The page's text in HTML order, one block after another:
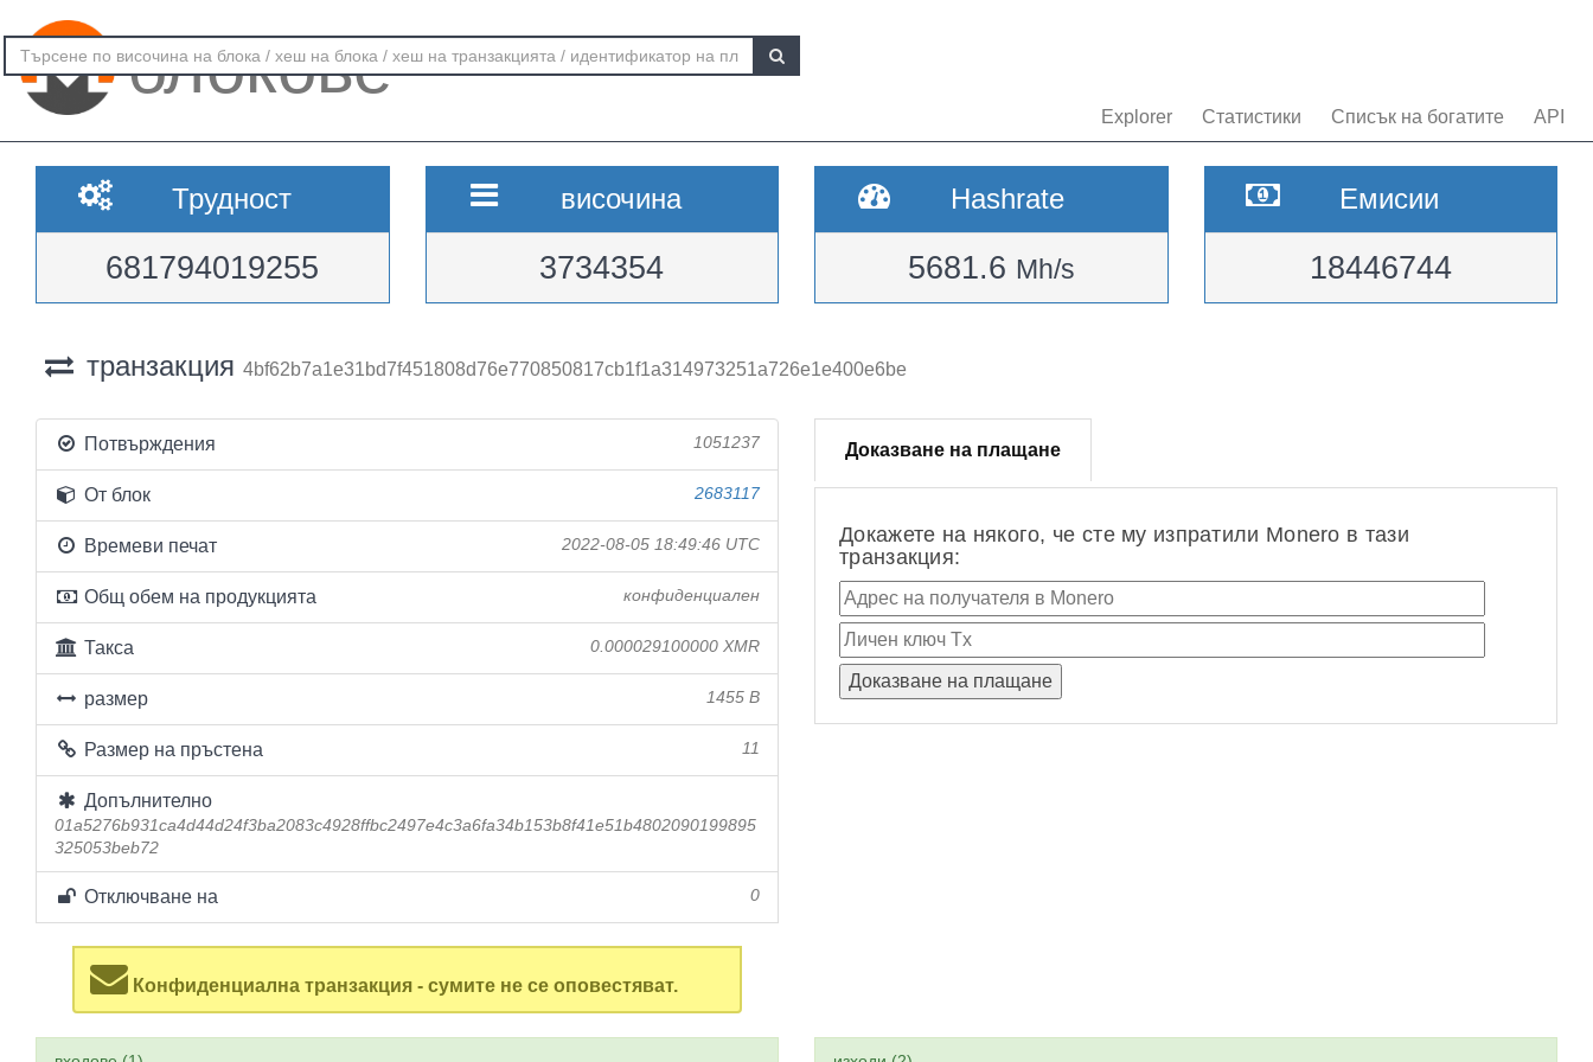
блокове
Explorer Статистики Списък на богатите API
Трудност
681794019255
височина
3734354
Hashrate
5681.6 Mh/s
Емисии
18446744
транзакция 4bf62b7a1e31bd7f451808d76e770850817cb1f1a314973251a726e1e400e6be
Потвърждения 1051237
От блок 2683117
Времеви печат 2022-08-05 18:49:46 UTC
Общ обем на продукцията конфиденциален
Такса 0.000029100000 XMR
размер 1455 B
Размер на пръстена 11
Допълнително
01a5276b931ca4d44d24f3ba2083c4928ffbc2497e4c3a6fa34b153b8f41e51b4802090199895
325053beb72
Отключване на 0
Конфиденциална транзакция - сумите не се оповестяват.
Доказване на плащане
Докажете на някого, че сте му изпратили Monero в тази
транзакция: